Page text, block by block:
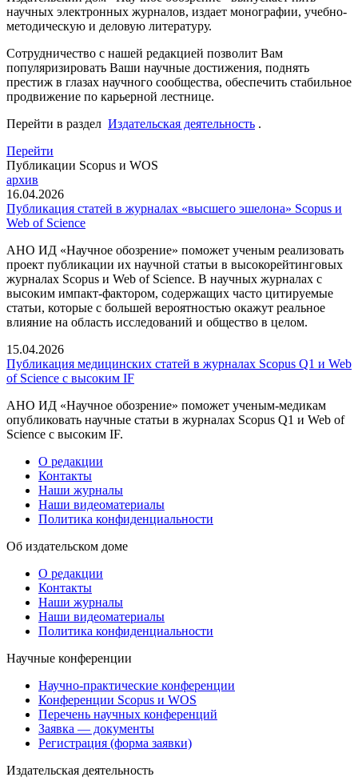
научных электронных журналов, издает монографии, учебно-
методическую и деловую литературу.
Сотрудничество с нашей редакцией позволит Вам
популяризировать Ваши научные достижения, поднять
престиж в глазах научного сообщества, обеспечить стабильное
продвижение по карьерной лестнице.
Перейти в раздел Издательская деятельность .
Перейти
Публикации Scopus и WOS
архив
16.04.2026
Публикация статей в журналах «высшего эшелона» Scopus и
Web of Science
АНО ИД «Научное обозрение» поможет ученым реализовать
проект публикации их научной статьи в высокорейтинговых
журналах Scopus и Web of Science. В научных журналах с
высоким импакт-фактором, содержащих часто цитируемые
статьи, которые с большей вероятностью окажут реальное
влияние на область исследований и общество в целом.
15.04.2026
Публикация медицинских статей в журналах Scopus Q1 и Web
of Science с высоким IF
АНО ИД «Научное обозрение» поможет ученым-медикам
опубликовать научные статьи в журналах Scopus Q1 и Web of
Science с высоким IF.
О редакции
Контакты
Наши журналы
Наши видеоматериалы
Политика конфиденциальности
Об издательском доме
О редакции
Контакты
Наши журналы
Наши видеоматериалы
Политика конфиденциальности
Научные конференции
Научно-практические конференции
Конференции Scopus и WOS
Перечень научных конференций
Заявка — документы
Регистрация (форма заявки)
Издательская деятельность